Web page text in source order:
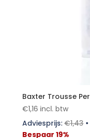
Baxter Trousse
€1,16 incl. btw
Adviesprijs:€1,43•
Bespaar 19%